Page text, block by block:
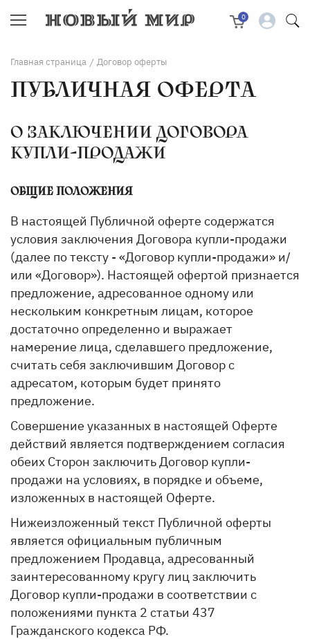
0
Главная страница / Договор оферты
ПУБЛИЧНАЯ ОФЕРТА
О ЗАКЛЮЧЕНИИ ДОГОВОРА
КУПЛИ-ПРОДАЖИ
ОБЩИЕ ПОЛОЖЕНИЯ
В настоящей Публичной оферте содержатся
условия заключения Договора купли-продажи
(далее по тексту - «Договор купли-продажи» и/
или «Договор»). Настоящей офертой признается
предложение, адресованное одному или
нескольким конкретным лицам, которое
достаточно определенно и выражает
намерение лица, сделавшего предложение,
считать себя заключившим Договор с
адресатом, которым будет принято
предложение.
Совершение указанных в настоящей Оферте
действий является подтверждением согласия
обеих Сторон заключить Договор купли-
продажи на условиях, в порядке и объеме,
изложенных в настоящей Оферте.
Нижеизложенный текст Публичной оферты
является официальным публичным
предложением Продавца, адресованный
заинтересованному кругу лиц заключить
Договор купли-продажи в соответствии с
положениями пункта 2 статьи 437
Гражданского кодекса РФ.